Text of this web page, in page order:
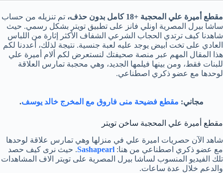
مقطع أميرة علي المحجبة +18 كامل بدون حذف،
تم تنزيله من حساب
ساشا بيرل المصرية اونلي فانز على تطبيق تويتر بشكل رسمي. حيث
شاهدنا كيف ترتدي الحجاب الشرعي الشفاف الأكثر إثارة من اللباس
العادي على تخت ابيض يوجد عليه لعبة جنسية. نتيجة لذلك، أعددنا لكم
هذا المقال المهم عبر منصة صحيفتك لنستعرض لكم ألام أميرة علي
للبنات فقط، ومن بينها فيلمها الجديد، وهي محجبة تمارس العلاقة
لوحدها مع عضو ذكري اصطناعي.
مجاني: مقطع فضيحة منى فاروق مع المخرج خالد يوسف.
مقطع أميرة علي المحجبة ساخن تويتر
شاهد الآن حصريات اميرة علي في منزلها وهي تمارس علاقة لوحدها
مع عضو ذكري اصطناعي من هنا: Sashapearl. حيث نرى كيف حصد
تلك الفيديو المنسوب لساشا بيرل المصرية على تويتر الاف المشاهدات
والدعم خلال عدة ساعات.